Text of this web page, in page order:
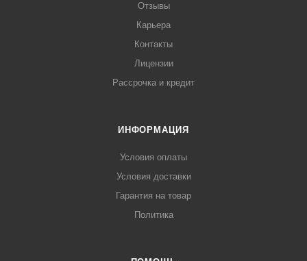
Отзывы
Карьера
Контакты
Лицензии
Рассрочка и кредит
ИНФОРМАЦИЯ
Условия оплаты
Условия доставки
Гарантия на товар
Политика